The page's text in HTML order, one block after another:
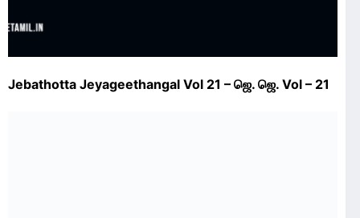
Jebathotta Jeyageethangal Vol 21 – ஜெ. ஜெ. Vol – 21